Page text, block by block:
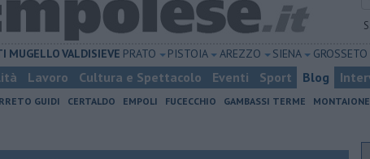
MUGELLOVALDISIEVE PRATO PISTOIA AREZZO SIENA GROSSETO
Lavoro Cultura e Spettacolo Eventi Sport Blog
GUIDI CERTALDO EMPOLI FUCECCHIO GAMBASSI TERME MONTAIONE